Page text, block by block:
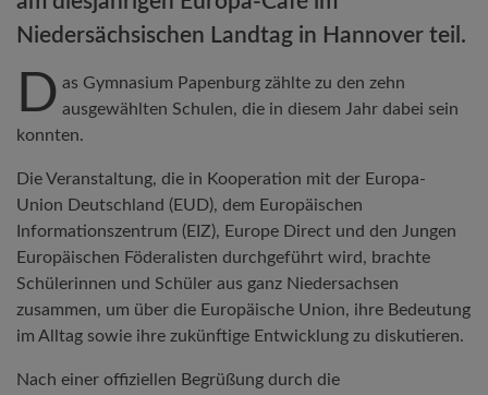
Niedersächsischen Landtag in Hannover teil.
D as Gymnasium Papenburg zählte zu den zehn
ausgewählten Schulen, die in diesem Jahr dabei sein
konnten.
Die Veranstaltung, die in Kooperation mit der Europa-
Union Deutschland (EUD), dem Europäischen
Informationszentrum (EIZ), Europe Direct und den Jungen
Europäischen Föderalisten durchgeführt wird, brachte
Schülerinnen und Schüler aus ganz Niedersachsen
zusammen, um über die Europäische Union, ihre Bedeutung
im Alltag sowie ihre zukünftige Entwicklung zu diskutieren.
Nach einer offiziellen Begrüßung durch die